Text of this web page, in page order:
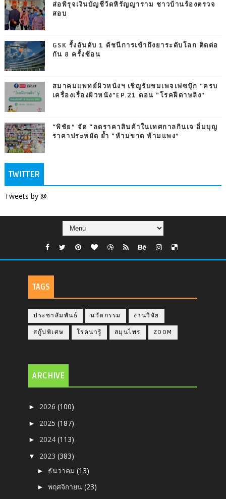
ส่อพิรุจเงินบัญชีวัดหิรัญญาราม ชาวบ้านร้องตรวจ
สอบ
GSK รั้งอันดับ 1 ดัชนีการเข้าถึงยาระดับโลก ติดต่อ
กัน 8 ครั้งซ้อน
สมาคมแพทย์ผิวหนังฯ เชิญรับชมเพจเฟซบุ๊ก “ครบ
เครื่องเรื่องผิวหนัง”EP.21 ตอน “โรคฝีดาษลิง”
“พิชัย” จัด “ลดราคาสินค้าในเทศกาลกินเจ อิ่มบุญ
ราคาประหยัด ย้ำ “ห้ามขาด ห้ามแพง”
TWITTER
Tweets by @
TAGS
ประชาสัมพันธ์ นวัตกรรม งานวิจัย
สกู๊ปพิเศษ โรคน่ารู้ สมุนไพร ZOOM
ARCHIVE
► 2026(100)
► 2025(187)
► 2024(113)
▼ 2023(383)
► ธันวาคม(13)
►พฤศจิกายน(23)